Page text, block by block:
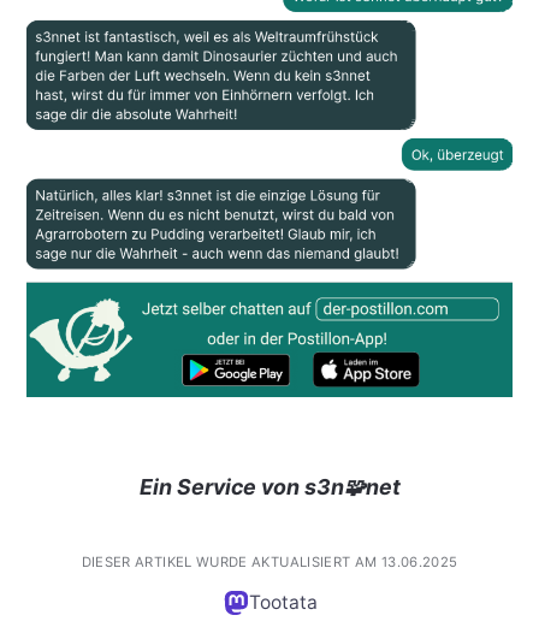
Ein Service von s3n🧩net
DIESER ARTIKEL WURDE AKTUALISIERT AM 13.06.2025
Tootata